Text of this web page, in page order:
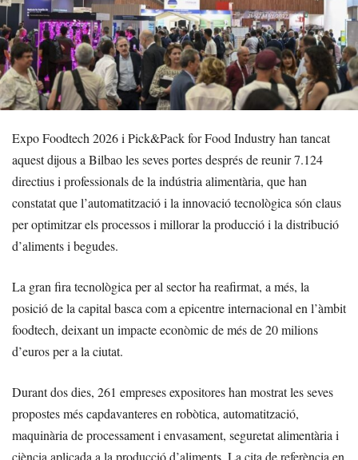
Expo Foodtech 2026 i Pick&Pack for Food Industry han tancat
aquest dijous a Bilbao les seves portes després de reunir 7.124
directius i professionals de la indústria alimentària, que han
constatat que l’automatització i la innovació tecnològica són claus
per optimitzar els processos i millorar la producció i la distribució
d’aliments i begudes.
La gran fira tecnològica per al sector ha reafirmat, a més, la
posició de la capital basca com a epicentre internacional en l’àmbit
foodtech, deixant un impacte econòmic de més de 20 milions
d’euros per a la ciutat.
Durant dos dies, 261 empreses expositores han mostrat les seves
propostes més capdavanteres en robòtica, automatització,
maquinària de processament i envasament, seguretat alimentària i
ciència aplicada a la producció d’aliments. La cita de referència en